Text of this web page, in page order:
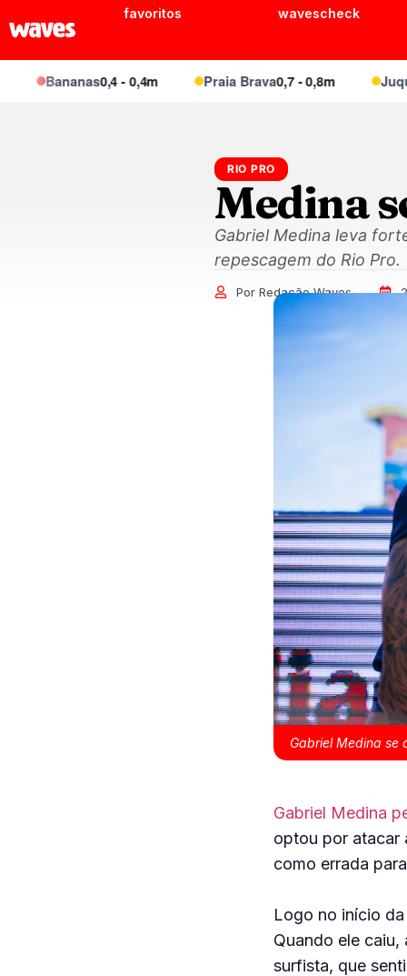
favoritos wavescheck
Bananas0,4 - 0,4m Praia Brava0,7 - 0,8m Juquei
RIO PRO
Medina
Gabriel Medina leva
repescagem do Rio
Por Redação Waves
Gabriel Medina se
Gabriel Medina
optou por atacar
como errada
Logo no início
Quando ele
surfista, que